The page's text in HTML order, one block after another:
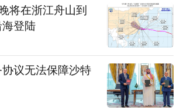
将在浙江舟山到
登陆
议无法保障沙特